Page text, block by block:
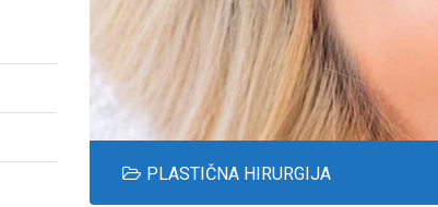
PLASTIČNA HIRURGIJA